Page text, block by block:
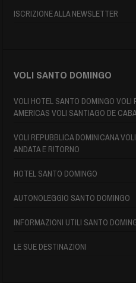
ISCRIZIONE ALLA NEWSLETTER
VOLI SANTO DOMINGO
VOLI HOTEL SANTO DOMINGO VOLI
AMERICAS VOLI SANTIAGO DE
VOLI REPUBBLICA DOMINICANA
ANDATA E RITORNO
HOTEL SANTO DOMINGO
AUTONOLEGGIO SANTO DOMINGO
INFORMAZIONI UTILI SANTO
LE SUE DESTINAZIONI